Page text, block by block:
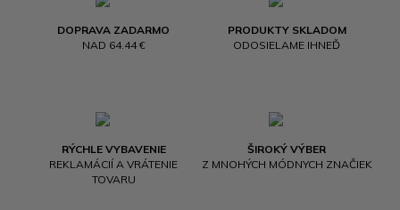
DOPRAVA ZADARMO
NAD 64.44 €
PRODUKTY SKLADOM
ODOSIELAME IHNEĎ
RÝCHLE VYBAVENIE
REKLAMÁCIÍ A VRÁTENIE
TOVARU
ŠIROKÝ VÝBER
Z MNOHÝCH MÓDNYCH ZNAČIEK